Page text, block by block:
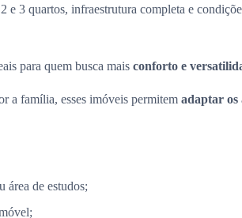
e 3 quartos, infraestrutura completa e
para quem busca mais conforto e
a família, esses imóveis permitem adaptar os
área de estudos;